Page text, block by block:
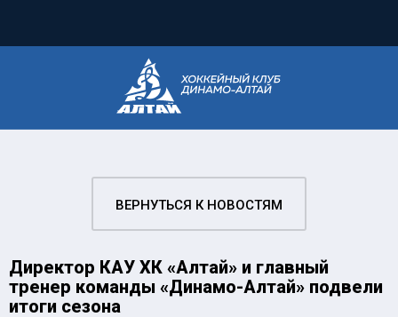
ВЕРНУТЬСЯ К НОВОСТЯМ
Директор КАУ ХК «Алтай» и главный
тренер команды «Динамо-Алтай» подвели
итоги сезона